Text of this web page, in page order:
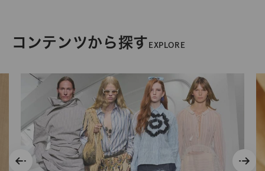
コンテンツから探すEXPLORE